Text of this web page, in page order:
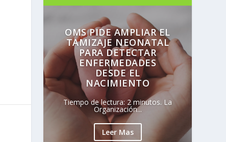
OMS PIDE AMPLIAR EL
TAMIZAJE NEONATAL
PARA DETECTAR
ENFERMEDADES
DESDE EL
NACIMIENTO
Tiempo de lectura: 2 minutos. La
Organización...
Leer Mas